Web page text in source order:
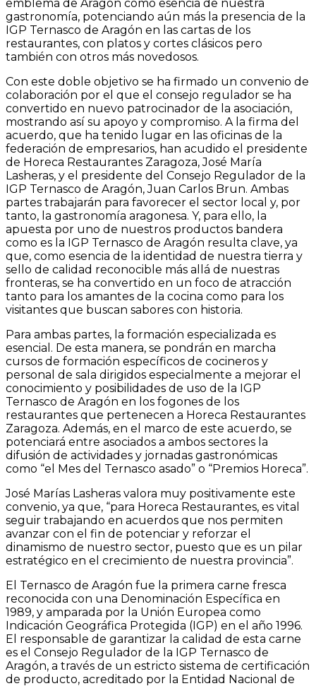
emblema de Aragón como esencia de nuestra
gastronomía, potenciando aún más la presencia de la
IGP Ternasco de Aragón en las cartas de los
restaurantes, con platos y cortes clásicos pero
también con otros más novedosos.
Con este doble objetivo se ha firmado un convenio de
colaboración por el que el consejo regulador se ha
convertido en nuevo patrocinador de la asociación,
mostrando así su apoyo y compromiso. A la firma del
acuerdo, que ha tenido lugar en las oficinas de la
federación de empresarios, han acudido el presidente
de Horeca Restaurantes Zaragoza, José María
Lasheras, y el presidente del Consejo Regulador de la
IGP Ternasco de Aragón, Juan Carlos Brun. Ambas
partes trabajarán para favorecer el sector local y, por
tanto, la gastronomía aragonesa. Y, para ello, la
apuesta por uno de nuestros productos bandera
como es la IGP Ternasco de Aragón resulta clave, ya
que, como esencia de la identidad de nuestra tierra y
sello de calidad reconocible más allá de nuestras
fronteras, se ha convertido en un foco de atracción
tanto para los amantes de la cocina como para los
visitantes que buscan sabores con historia.
Para ambas partes, la formación especializada es
esencial. De esta manera, se pondrán en marcha
cursos de formación específicos de cocineros y
personal de sala dirigidos especialmente a mejorar el
conocimiento y posibilidades de uso de la IGP
Ternasco de Aragón en los fogones de los
restaurantes que pertenecen a Horeca Restaurantes
Zaragoza. Además, en el marco de este acuerdo, se
potenciará entre asociados a ambos sectores la
difusión de actividades y jornadas gastronómicas
como “el Mes del Ternasco asado” o “Premios Horeca”.
José Marías Lasheras valora muy positivamente este
convenio, ya que, “para Horeca Restaurantes, es vital
seguir trabajando en acuerdos que nos permiten
avanzar con el fin de potenciar y reforzar el
dinamismo de nuestro sector, puesto que es un pilar
estratégico en el crecimiento de nuestra provincia”.
El Ternasco de Aragón fue la primera carne fresca
reconocida con una Denominación Específica en
1989, y amparada por la Unión Europea como
Indicación Geográfica Protegida (IGP) en el año 1996.
El responsable de garantizar la calidad de esta carne
es el Consejo Regulador de la IGP Ternasco de
Aragón, a través de un estricto sistema de certificación
de producto, acreditado por la Entidad Nacional de